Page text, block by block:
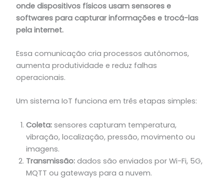
onde dispositivos físicos usam sensores e
softwares para capturar informações e trocá-las
pela internet.
Essa comunicação cria processos autônomos,
aumenta produtividade e reduz falhas
operacionais.
Um sistema IoT funciona em três etapas simples:
Coleta:sensores capturam temperatura,
vibração, localização, pressão, movimento ou
imagens.
Transmissão:dados são enviados por Wi-Fi, 5G,
MQTT ou gateways para a nuvem.